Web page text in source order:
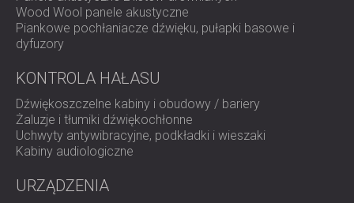
Wood Wool panele akustyczne
Piankowe pochłaniacze dźwięku, pułapki basowe i
dyfuzory
KONTROLA HAŁASU
Dźwiękoszczelne kabiny i obudowy / bariery
Żaluzje i tłumiki dźwiękochłonne
Uchwyty antywibracyjne, podkładki i wieszaki
Kabiny audiologiczne
URZĄDZENIA